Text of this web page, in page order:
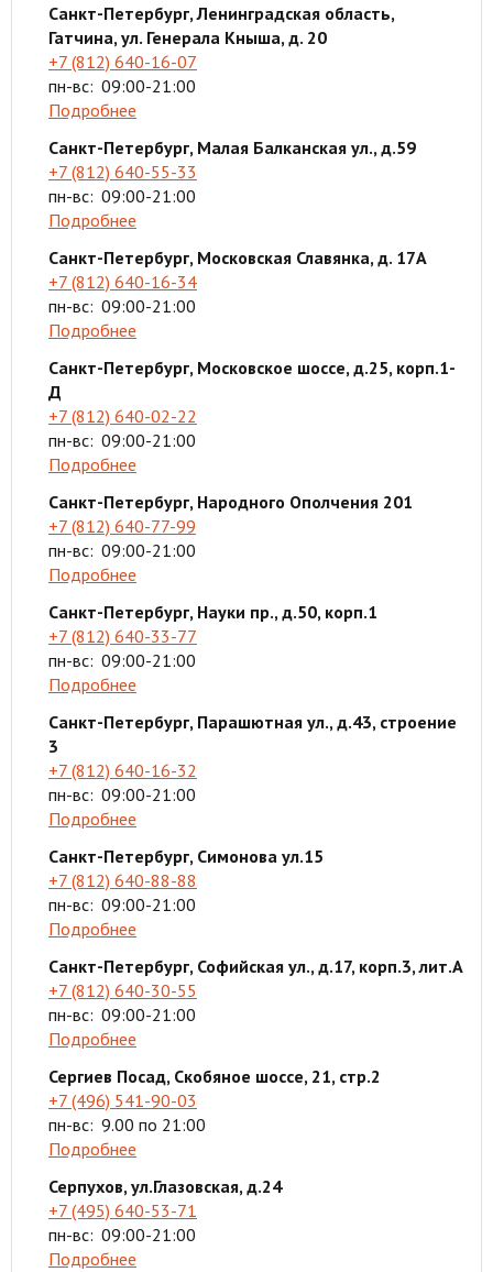
Санкт-Петербург, Ленинградская область,
Гатчина, ул. Генерала Кныша, д. 20
+7 (812) 640-16-07
пн-вс: 09:00-21:00
Подробнее
Санкт-Петербург, Малая Балканская ул., д.59
+7 (812) 640-55-33
пн-вс: 09:00-21:00
Подробнее
Санкт-Петербург, Московская Славянка, д. 17А
+7 (812) 640-16-34
пн-вс: 09:00-21:00
Подробнее
Санкт-Петербург, Московское шоссе, д.25, корп.1-
Д
+7 (812) 640-02-22
пн-вс: 09:00-21:00
Подробнее
Санкт-Петербург, Народного Ополчения 201
+7 (812) 640-77-99
пн-вс: 09:00-21:00
Подробнее
Санкт-Петербург, Науки пр., д.50, корп.1
+7 (812) 640-33-77
пн-вс: 09:00-21:00
Подробнее
Санкт-Петербург, Парашютная ул., д.43, строение
3
+7 (812) 640-16-32
пн-вс: 09:00-21:00
Подробнее
Санкт-Петербург, Симонова ул.15
+7 (812) 640-88-88
пн-вс: 09:00-21:00
Подробнее
Санкт-Петербург, Софийская ул., д.17, корп.3, лит.А
+7 (812) 640-30-55
пн-вс: 09:00-21:00
Подробнее
Сергиев Посад, Скобяное шоссе, 21, стр.2
+7 (496) 541-90-03
пн-вс: 9.00 по 21:00
Подробнее
Серпухов, ул.Глазовская, д.24
+7 (495) 640-53-71
пн-вс: 09:00-21:00
Подробнее